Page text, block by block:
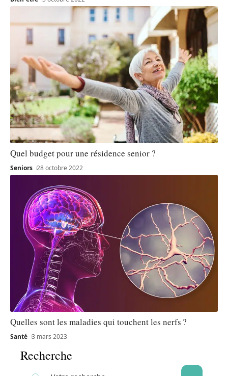
Quel budget pour une résidence senior ?
Seniors 28 octobre 2022
Quelles sont les maladies qui touchent les nerfs ?
Santé 3 mars 2023
Recherche